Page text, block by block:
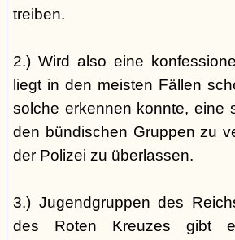
treiben.
2.) Wird also eine
liegt in den meisten Fällen
solche erkennen konnte, eine
den bündischen Gruppen zu
der Polizei zu überlassen.
3.) Jugendgruppen des
des Roten Kreuzes gibt